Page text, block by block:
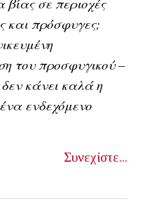
και πρόσφυγες;
του προσφυγικού –
κάνει καλά η
ενδεχόμενο
Συνεχίστε...